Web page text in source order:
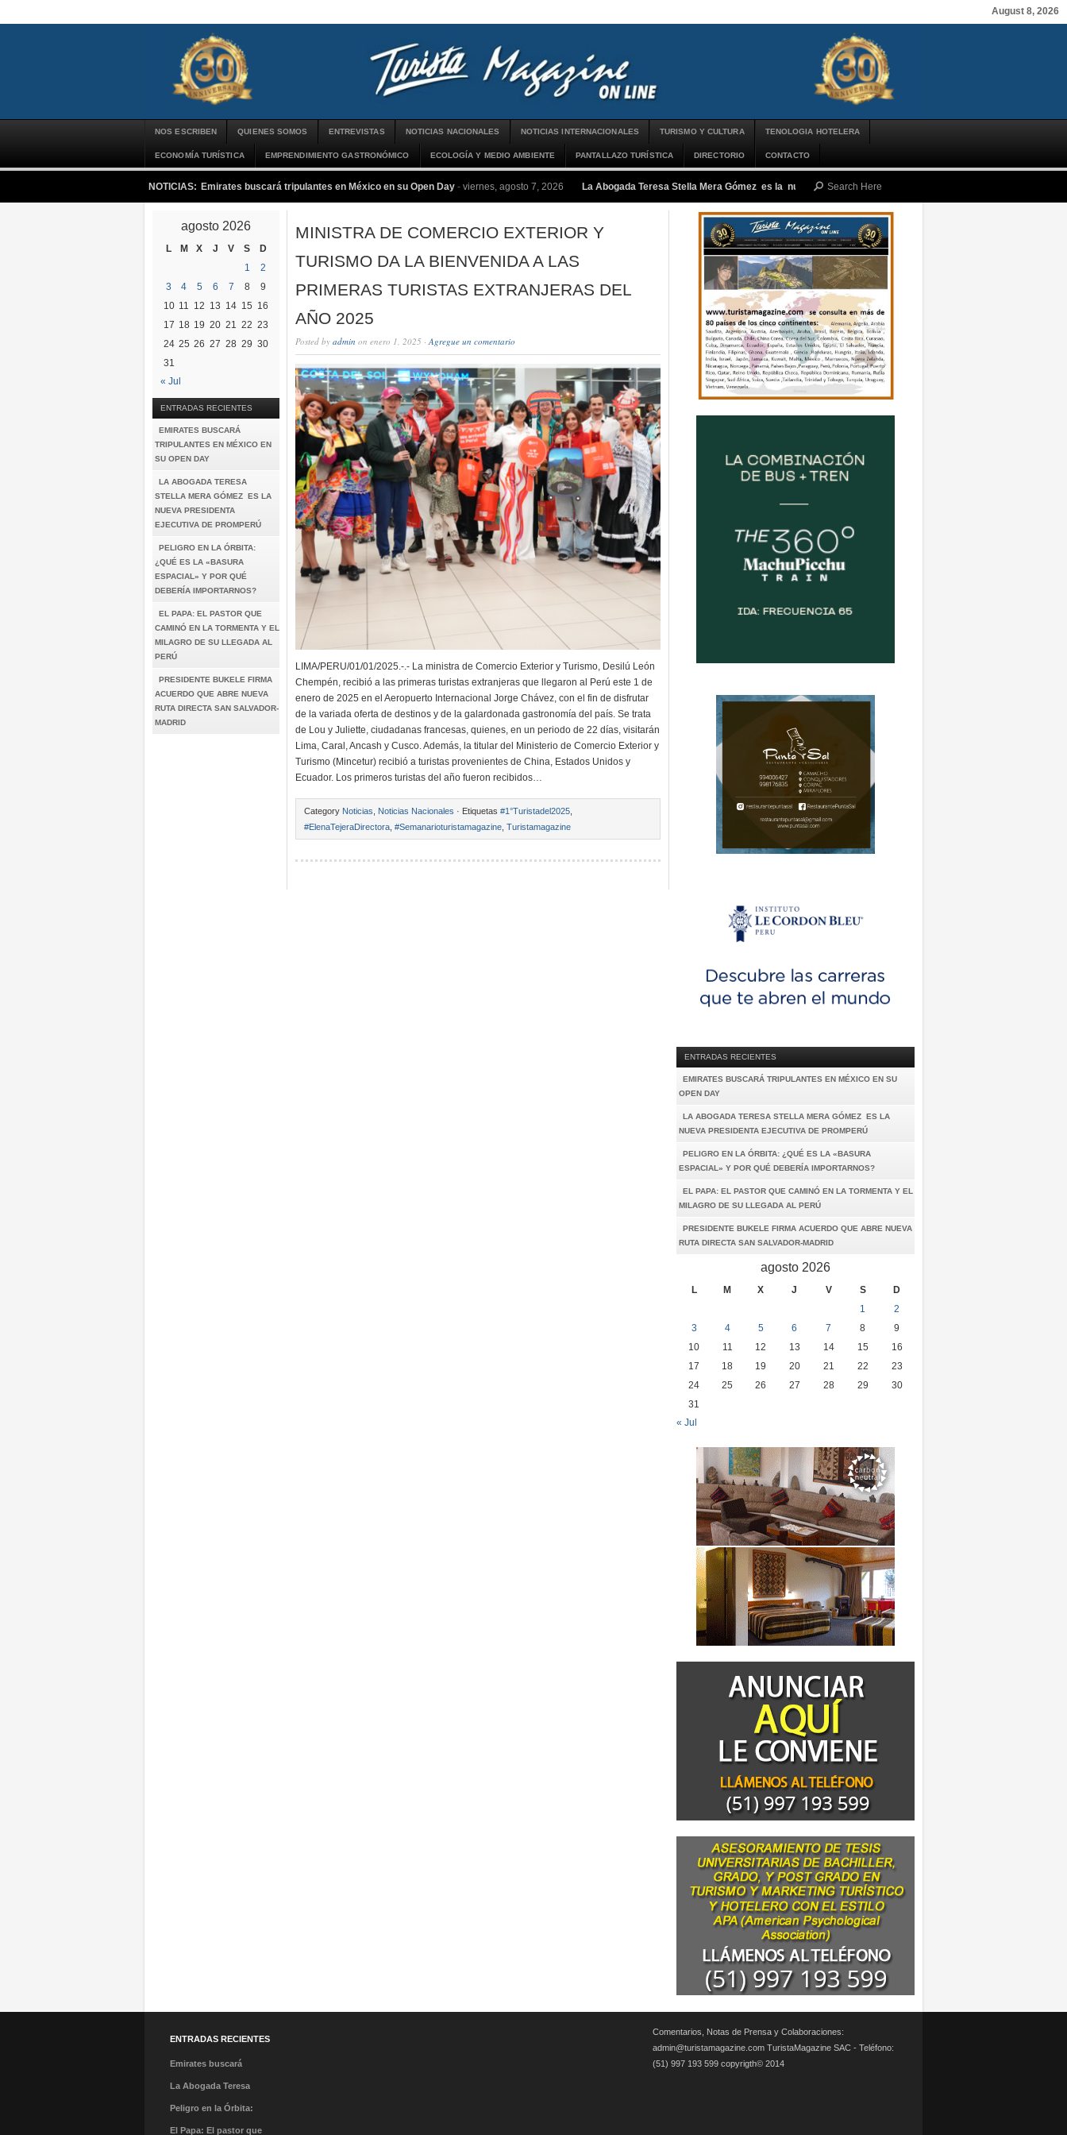
August 8, 2026
NOS ESCRIBEN QUIENES SOMOS ENTREVISTAS NOTICIAS NACIONALES NOTICIAS INTERNACIONALES TURISMO Y CULTURA TENOLOGIA HOTELERA
ECONOMÍA TURÍSTICA EMPRENDIMIENTO GASTRONÓMICO ECOLOGÍA Y MEDIO AMBIENTE PANTALLAZO TURÍSTICA DIRECTORIO CONTACTO
NOTICIAS: Emirates buscará tripulantes en México en su Open Day - viernes, agosto 7, 2026 La Abogada Teresa Stella Mera Gómez es la nueva presidenta ejecutiva de PROMPERÚ
agosto 2026
L M X J V S
D
1
2
3
4 5 6 7 8
9
10 11 12 13 14 15 16
17 18 19 20 21 22 23
24 25 26 27 28 29 30
31
« Jul
ENTRADAS RECIENTES
EMIRATES BUSCARÁ
TRIPULANTES EN MÉXICO EN
SU OPEN DAY
LA ABOGADA TERESA
STELLA MERA GÓMEZ ES LA
NUEVA PRESIDENTA
EJECUTIVA DE PROMPERÚ
PELIGRO EN LA ÓRBITA:
¿QUÉ ES LA «BASURA
ESPACIAL» Y POR QUÉ
DEBERÍA IMPORTARNOS?
EL PAPA: EL PASTOR QUE
CAMINÓ EN LA TORMENTA Y EL
MILAGRO DE SU LLEGADA AL
PERÚ
PRESIDENTE BUKELE FIRMA
ACUERDO QUE ABRE NUEVA
RUTA DIRECTA SAN SALVADOR-
MADRID
MINISTRA DE COMERCIO EXTERIOR Y
TURISMO DA LA BIENVENIDA A LAS
PRIMERAS TURISTAS EXTRANJERAS DEL
AÑO 2025
Posted by admin on enero 1, 2025 ·Agregue un comentario
LIMA/PERU/01/01/2025.-.- La ministra de Comercio Exterior y Turismo, Desilú León
Chempén, recibió a las primeras turistas extranjeras que llegaron al Perú este 1 de
enero de 2025 en el Aeropuerto Internacional Jorge Chávez, con el fin de disfrutar
de la variada oferta de destinos y de la galardonada gastronomía del país. Se trata
de Lou y Juliette, ciudadanas francesas, quienes, en un periodo de 22 días, visitarán
Lima, Caral, Ancash y Cusco. Además, la titular del Ministerio de Comercio Exterior y
Turismo (Mincetur) recibió a turistas provenientes de China, Estados Unidos y
Ecuador. Los primeros turistas del año fueron recibidos…
Category Noticias Noticias Nacionales · Etiquetas #1°Turistadel2025
#ElenaTejeraDirectora #Semanarioturistamagazine Turistamagazine
ENTRADAS RECIENTES
EMIRATES BUSCARÁ TRIPULANTES EN MÉXICO EN SU
OPEN DAY
LA ABOGADA TERESA STELLA MERA GÓMEZ ES LA
NUEVA PRESIDENTA EJECUTIVA DE PROMPERÚ
PELIGRO EN LA ÓRBITA: ¿QUÉ ES LA «BASURA
ESPACIAL» Y POR QUÉ DEBERÍA IMPORTARNOS?
EL PAPA: EL PASTOR QUE CAMINÓ EN LA TORMENTA Y EL
MILAGRO DE SU LLEGADA AL PERÚ
PRESIDENTE BUKELE FIRMA ACUERDO QUE ABRE NUEVA
RUTA DIRECTA SAN SALVADOR-MADRID
agosto 2026
L M X J V S
D
1
2
3
4 5 6 7 8
9
10
11 12 13 14 15
16
17
18 19 20 21 22
23
24
25 26 27 28 29
30
31
« Jul
ENTRADAS RECIENTES
Emirates buscará
tripulantes en México en
La Abogada Teresa
Stella Mera Gómez es la
Peligro en la Órbita:
¿Qué es la «Basura
El Papa: El pastor que
Comentarios, Notas de Prensa y Colaboraciones:
admin@turistamagazine.com TuristaMagazine SAC - Teléfono:
(51) 997 193 599 copyrigth© 2014